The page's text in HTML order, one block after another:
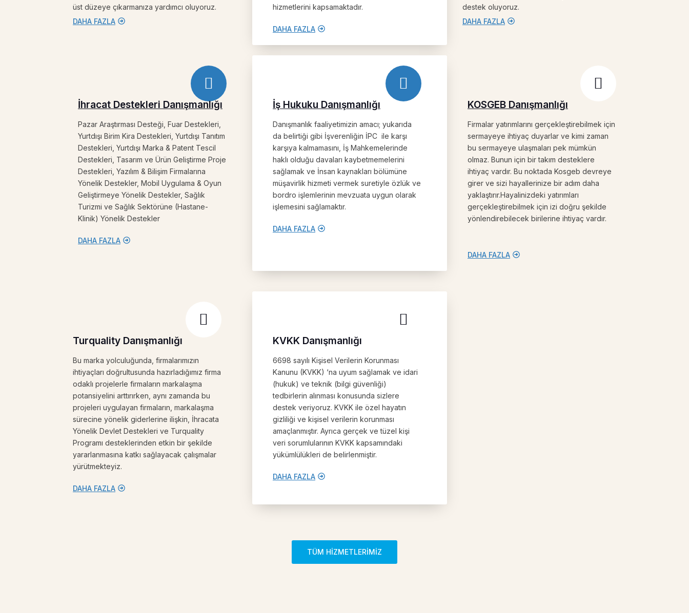
üst düzeye çıkarmanıza yardımcı oluyoruz.
DAHA FAZLA
hizmetlerini kapsamaktadır.
DAHA FAZLA
destek oluyoruz.
DAHA FAZLA
İhracat Destekleri Danışmanlığı
Pazar Araştırması Desteği, Fuar Destekleri,
Yurtdışı Birim Kira Destekleri, Yurtdışı Tanıtım
Destekleri, Yurtdışı Marka & Patent Tescil
Destekleri, Tasarım ve Ürün Geliştirme Proje
Destekleri, Yazılım & Bilişim Firmalarına
Yönelik Destekler, Mobil Uygulama & Oyun
Geliştirmeye Yönelik Destekler, Sağlık
Turizmi ve Sağlık Sektörüne (Hastane-
Klinik) Yönelik Destekler
DAHA FAZLA
İş Hukuku Danışmanlığı
Danışmanlık faaliyetimizin amacı; yukarıda
da belirtiği gibi İşverenliğin İPC ile karşı
karşıya kalmamasını, İş Mahkemelerinde
haklı olduğu davaları kaybetmemelerini
sağlamak ve İnsan kaynakları bölümüne
müşavirlik hizmeti vermek suretiyle özlük ve
bordro işlemlerinin mevzuata uygun olarak
işlemesini sağlamaktır.
DAHA FAZLA
KOSGEB Danışmanlığı
Firmalar yatırımlarını gerçekleştirebilmek için
sermayeye ihtiyaç duyarlar ve kimi zaman
bu sermayeye ulaşmaları pek mümkün
olmaz. Bunun için bir takım desteklere
ihtiyaç vardır. Bu noktada Kosgeb devreye
girer ve sizi hayallerinize bir adım daha
yaklaştırır.Hayalinizdeki yatırımları
gerçekleştirebilmek için izi doğru şekilde
yönlendirebilecek birilerine ihtiyaç vardır.
DAHA FAZLA
Turquality Danışmanlığı
Bu marka yolculuğunda, firmalarımızın
ihtiyaçları doğrultusunda hazırladığımız firma
odaklı projelerle firmaların markalaşma
potansiyelini arttırırken, aynı zamanda bu
projeleri uygulayan firmaların, markalaşma
sürecine yönelik giderlerine ilişkin, İhracata
Yönelik Devlet Destekleri ve Turquality
Programı desteklerinden etkin bir şekilde
yararlanmasına katkı sağlayacak çalışmalar
yürütmekteyiz.
DAHA FAZLA
KVKK Danışmanlığı
6698 sayılı Kişisel Verilerin Korunması
Kanunu (KVKK) ‘na uyum sağlamak ve idari
(hukuk) ve teknik (bilgi güvenliği)
tedbirlerin alınması konusunda sizlere
destek veriyoruz. KVKK ile özel hayatın
gizliliği ve kişisel verilerin korunması
amaçlanmıştır. Ayrıca gerçek ve tüzel kişi
veri sorumlularının KVKK kapsamındaki
yükümlülükleri de belirlenmiştir.
DAHA FAZLA
TÜM HİZMETLERİMİZ